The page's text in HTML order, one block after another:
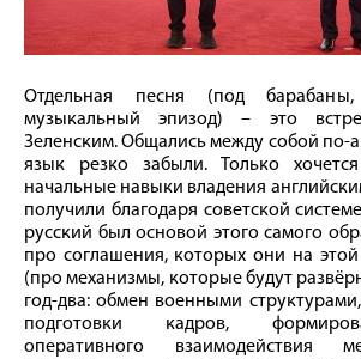
Отдельная песня (под
музыкальный эпизод) – это
Зеленским. Общались между собой по-
язык резко забыли. Только
начальные навыки владения
получили благодаря советской
русский был основой этого самого
про соглашения, которых они на этой
(про механизмы, которые будут
год-два: обмен военными
подготовки кадров,
оперативного взаимодействия